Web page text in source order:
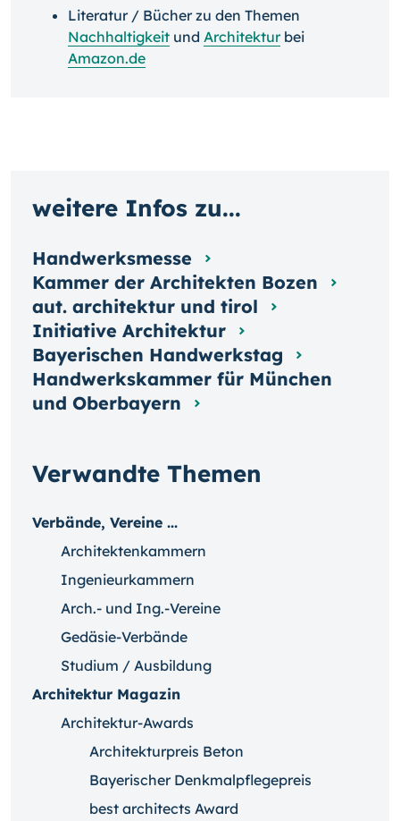
Literatur / Bücher zu den Themen
Nachhaltigkeit und Architekturbei
Amazon.de
Verwandte Themen
Verbände, Vereine ...
Architektenkammern
Ingenieurkammern
Arch.- und Ing.-Vereine
Gedäsie-Verbände
Studium / Ausbildung
Architektur Magazin
Architektur-Awards
Architekturpreis Beton
Bayerischer Denkmalpflegepreis
best architects Award
weitere Infos zu...
Handwerksmesse
Kammer der Architekten Bozen
aut. architektur und tirol
Initiative Architektur
Bayerischen Handwerkstag
Handwerkskammer für München
und Oberbayern